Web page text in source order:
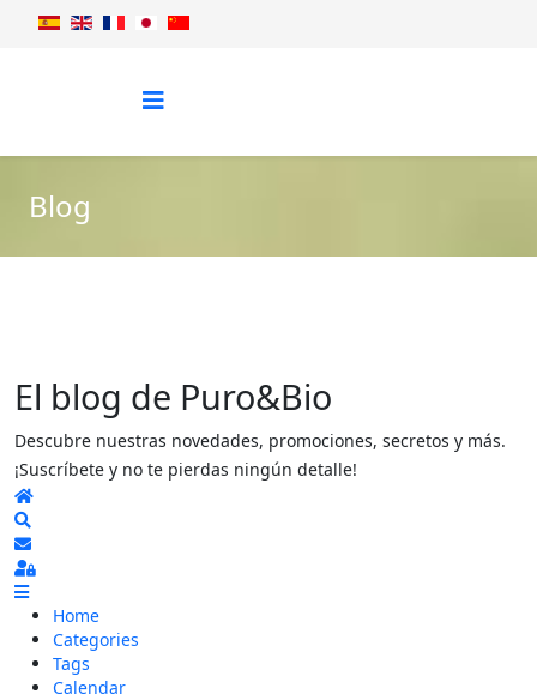
Blog
El blog de Puro&Bio
Descubre nuestras novedades, promociones, secretos y más.
¡Suscríbete y no te pierdas ningún detalle!
Home
Subscribe to blog
Sign In
Home
Categories
Tags
Calendar